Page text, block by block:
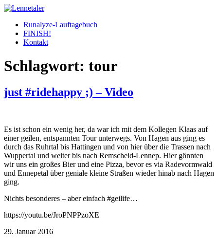
Skip
contentRunalyze-Lauftagebuch
FINISH!
Kontakt
Schlagwort: tour
just #ridehappy ;) – Video
Es ist schon ein wenig her, da war ich mit dem Kollegen Klaas auf
einer geilen, entspannten Tour unterwegs. Von Hagen aus ging es
durch das Ruhrtal bis Hattingen und von hier über die Trassen nach
Wuppertal und weiter bis nach Remscheid-Lennep. Hier gönnten
wir uns ein großes Bier und eine Pizza, bevor es via Radevormwald
und Ennepetal über geniale kleine Straßen wieder hinab nach Hagen
ging.
Nichts besonderes – aber einfach #geilife…
https://youtu.be/JroPNPPzoXE
29. Januar 2016